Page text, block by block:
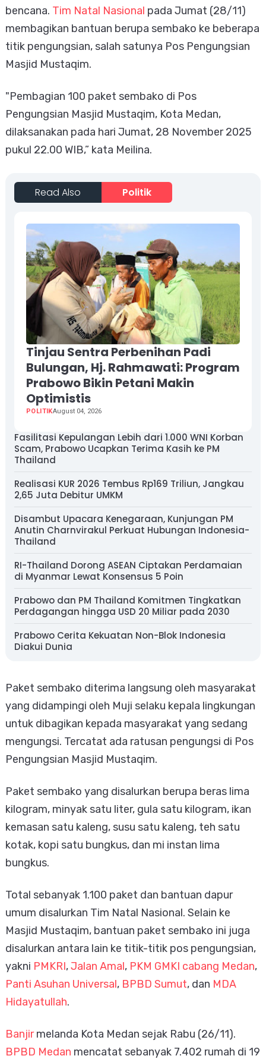
bencana. Tim Natal Nasional pada Jumat (28/11)
membagikan bantuan berupa sembako ke beberapa
titik pengungsian, salah satunya Pos Pengungsian
Masjid Mustaqim.
"Pembagian 100 paket sembako di Pos
Pengungsian Masjid Mustaqim, Kota Medan,
dilaksanakan pada hari Jumat, 28 November 2025
pukul 22.00 WIB,” kata Meilina.
Read Also Politik
Tinjau Sentra Perbenihan Padi
Bulungan, Hj. Rahmawati: Program
Prabowo Bikin Petani Makin
Optimistis
POLITIKAugust 04, 2026
Fasilitasi Kepulangan Lebih dari 1.000 WNI Korban
Scam, Prabowo Ucapkan Terima Kasih ke PM
Thailand
Realisasi KUR 2026 Tembus Rp169 Triliun, Jangkau
2,65 Juta Debitur UMKM
Disambut Upacara Kenegaraan, Kunjungan PM
Anutin Charnvirakul Perkuat Hubungan Indonesia-
Thailand
RI-Thailand Dorong ASEAN Ciptakan Perdamaian
di Myanmar Lewat Konsensus 5 Poin
Prabowo dan PM Thailand Komitmen Tingkatkan
Perdagangan hingga USD 20 Miliar pada 2030
Prabowo Cerita Kekuatan Non-Blok Indonesia
Diakui Dunia
Paket sembako diterima langsung oleh masyarakat
yang didampingi oleh Muji selaku kepala lingkungan
untuk dibagikan kepada masyarakat yang sedang
mengungsi. Tercatat ada ratusan pengungsi di Pos
Pengungsian Masjid Mustaqim.
Paket sembako yang disalurkan berupa beras lima
kilogram, minyak satu liter, gula satu kilogram, ikan
kemasan satu kaleng, susu satu kaleng, teh satu
kotak, kopi satu bungkus, dan mi instan lima
bungkus.
Total sebanyak 1.100 paket dan bantuan dapur
umum disalurkan Tim Natal Nasional. Selain ke
Masjid Mustaqim, bantuan paket sembako ini juga
disalurkan antara lain ke titik-titik pos pengungsian,
yakni PMKRI,Jalan Amal, PKM GMKI cabang Medan,
Panti Asuhan Universal, BPBD Sumut, dan MDA
Hidayatullah.
Banjirmelanda Kota Medan sejak Rabu (26/11).
BPBD Medan mencatat sebanyak 7.402 rumah di 19